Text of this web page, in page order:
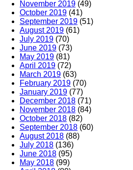
November 2019 (49)
October 2019 (41)
September 2019 (51)
August 2019 (61)
July 2019 (70)
June 2019 (73)
May 2019 (81)
April 2019 (72)
March 2019 (63)
February 2019 (70)
January 2019 (77)
December 2018 (71)
November 2018 (84)
October 2018 (82)
September 2018 (60)
August 2018 (88)
July 2018 (136)
June 2018 (95)
May 2018 (99)